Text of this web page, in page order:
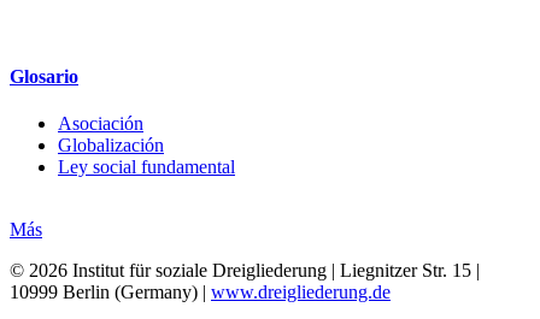
Glosario
Asociación
Globalización
Ley social fundamental
Más
© 2026 Institut für soziale Dreigliederung | Liegnitzer Str. 15 |
10999 Berlin (Germany) | www.dreigliederung.de